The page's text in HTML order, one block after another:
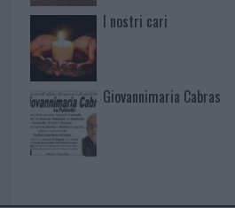
I nostri cari
Giovannimaria Cabras